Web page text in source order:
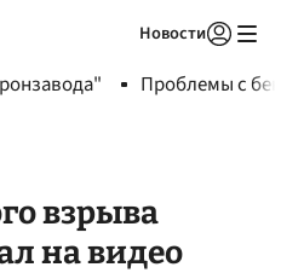
Новости
Проблемы с
взрыва
на видео